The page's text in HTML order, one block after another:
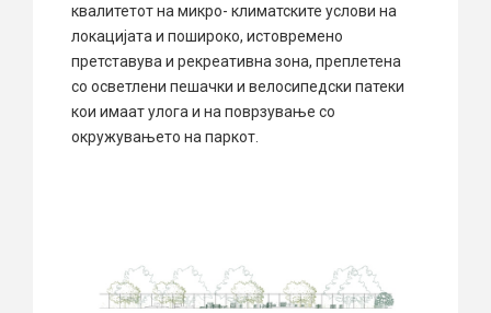
квалитетот на микро- климатските услови на
локацијата и пошироко, истовремено
претставува и рекреативна зона, преплетена
со осветлени пешачки и велосипедски патеки
кои имаат улога и на поврзување со
окружувањето на паркот.